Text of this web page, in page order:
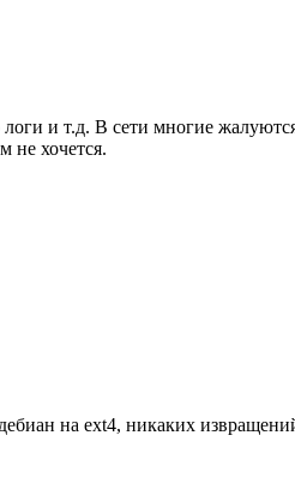
и т.д. В сети многие
не хочется.
на ext4, никаких